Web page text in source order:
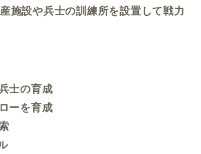
施設や兵士の訓練所を設置して戦力
士の育成
ーを育成